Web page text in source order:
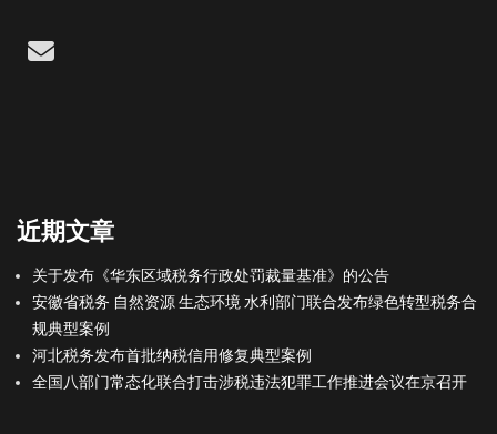
Email
近期文章
关于发布《华东区域税务行政处罚裁量基准》的公告
安徽省税务 自然资源 生态环境 水利部门联合发布绿色转型税务合
规典型案例
河北税务发布首批纳税信用修复典型案例
全国八部门常态化联合打击涉税违法犯罪工作推进会议在京召开